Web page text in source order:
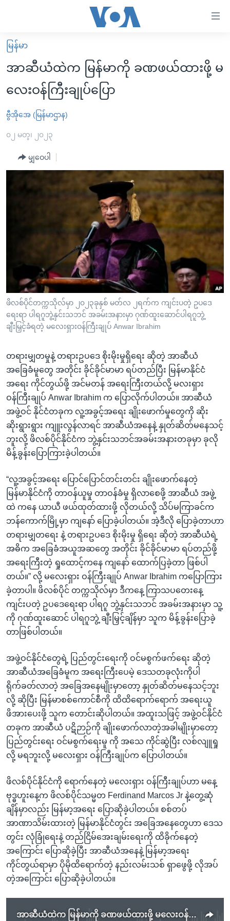
လွယ်ကူ
စေ
များ
ပင်မ
ကြည့်
ရန်
ရှာဖွေ
နေရာ
သို့
ကျော်
ရန်
မူလစာမျက်နှာ
မြန်မာ
ကမ္ဘာ့သတင်းများ
နိုင်ငံတကာ
အစ္စရေး-ပါလက်စတိုင်း
ဗွီဒီယို
အင်္ဂလိပ်စာလေ့လာမယ်
သုတပဒေသာ အင်္ဂလိပ်စာ
ရေဒီယိုနှင့်ရုပ်သံ အချက်အလက်များ
ဗွီအိုအေ လူမှုကွန်ယက်များ
ဘာသာစကားများ
မြန်မာ
အာဆီယံထဲက မြန်မာကို ခဏဖယ်ထားဖို့ မ
လေးဝန်ကြီးချုပ်ပြော
ဗွီအိုအေ (မြန်မာဌာန)
၀၂ မတ္၊ ၂၀၂၃
မျှဝေပါ
ဖိလစ်ပိုင်တက္ကသိုလ်မှာ ၂၀၂၃ခုနှစ် မတ်လ ၂ရက်က ကျင်းပတဲ့ ဥပဒေ
ရေးရာ ပါရဂူဘွဲ့နှင်းသဘင် အခမ်းအနားမှာ ဂုဏ်ထူးဆောင်ပါရဂူဘွဲ့
ချီးမြှင့်ခံရတဲ့ မလေးရှားဝန်ကြီးချုပ် Anwar Ibrahim
တရားမျှတမှုနဲ့ တရားဥပဒေ စိုးမိုးမှုရှိရေး ဆိုတဲ့ အာဆီယံ
အခြေခံမူတွေ အတိုင်း ခိုင်ခိုင်မာမာ ရပ်တည်ပြီး မြန်မာနိုင်ငံ
အရေး ကိုင်တွယ်ဖို့ အင်မတန် အရေးကြီးတယ်လို့ မလးရှား
ဝန်ကြီးချုပ် Anwar Ibrahim က ပြောလိုက်ပါတယ်။ အာဆီယံ
အဖွဲ့ဝင် နိုင်ငံတခုက လူ့အခွင့်အရေး ချိုးဖောက်မှုတွေကို ဆိုး
ဆိုးရွားရွား ကျူးလွန်လာရင် အာဆီယံအနေနဲ့ နှုတ်ဆိတ်မနေသင့်
ဘူးလို့ ဖိလစ်ပိုင်နိုင်ငံက ဘွဲ့နှင်းသဘင်အခမ်းအနားတခုမှာ ခုလို
မိန့်ခွန်းပြောကြားခဲ့ပါတယ်။
“လူ့အခွင့်အရေး ပြောင်ပြောင်တင်းတင်း ချိုးဖောက်နေတဲ့
မြန်မာနိုင်ငံကို တာဝန်ယူမှု တာဝန်ခံမှု ရှိလာစေဖို့ အာဆီယံ အဖွဲ့
ထဲ ကနေ ယာယီ ဖယ်ထုတ်ထားဖို့ လိုတယ်လို့ သိပ်မကြာခင်က
ဘန်ကောက်မြို့မှာ ကျနော် ပြောခဲ့ပါတယ်။ အဲ့ဒီလို ပြောခဲ့တာဟာ
တရားမျှတရေး နဲ့ တရားဥပဒေ စိုးမိုးမှု ရှိရေး ဆိုတဲ့ အာဆီယံရဲ့
အဓိက အခြေခံအယူအဆတွေ အတိုင်း ခိုင်ခိုင်မာမာ ရပ်တည်ဖို့
အရေးကြီးတဲ့ ရှုထောင့်ကနေ ကျနော် ထောက်ပြခဲ့တာ ဖြစ်ပါ
တယ်။” လို့ မလေးရှား ဝန်ကြီးချုပ် Anwar Ibrahim ကပြောကြား
ခဲ့တာပါ။ ဖိလစ်ပိုင် တက္ကသိုလ်မှာ ဒီကနေ့ ကြာသပတေးနေ့
ကျင်းပတဲ့ ဥပဒေရေးရာ ပါရဂူ ဘွဲ့နှင်းသဘင် အခမ်းအနားမှာ သူ့
ကို ဂုဏ်ထူးဆောင် ပါရဂူဘွဲ့ ချီးမြှင့်ချိန်မှာ သူက မိန့်ခွန်းပြောခဲ့
တာဖြစ်ပါတယ်။
အဖွဲ့ဝင်နိုင်ငံတွေရဲ့ ပြည်တွင်းရေးကို ဝင်မစွက်ဖက်ရေး ဆိုတဲ့
အာဆီယံအခြေခံမူက အရေးကြီးပေမဲ့ ဒေသတခုလုံးကိုပါ
ရိုက်ခတ်လာတဲ့ အခြေအနေမျိုးမှာတော့ နှုတ်ဆိတ်မနေသင့်ဘူး
လို့ ဆိုပြီး မြန်မာစစ်ကောင်စီကို ထိထိရောက်ရောက် အရေးယူ
ဖိအားပေးဖို့ သူက တောင်းဆိုပါတယ်။ အထူးသဖြင့် အဖွဲ့ဝင်နိုင်ငံ
တခုက အာဆီယံ ပဋိဉာဉ်ကို ချိုးဖောက်လာတဲ့အခါမျိုးမှာတော့
ပြည်တွင်းရေး ဝင်မစွက်ရေးမူ ကို အသေ ကိုင်ဆွဲပြီး လစ်လျူရှု
လို့ မရဘူးလို့ မလေးရှား ဝန်ကြီးချုပ်က ပြောပါတယ်။
ဖိလစ်ပိုင်နိုင်ငံကို ရောက်နေတဲ့ မလေးရှား ဝန်ကြီးချုပ်ဟာ မနေ့
ဗုဒ္ဓဟူးနေ့က ဖိလစ်ပိုင်သမ္မတ Ferdinand Marcos Jr နဲ့တွေ့ဆုံ
ချိန်မှာလည်း မြန်မာ့အရေး ပြောဆိုခဲ့ပါတယ်။ စစ်တပ်
အာဏာသိမ်းထားတဲ့ မြန်မာနိုင်ငံတွင်း အခြေအနေတွေဟာ ဒေသ
တွင်း လုံခြုံရေးနဲ့ တည်ငြိမ်အေးချမ်းရေးကို ထိခိုက်နေတဲ့
အကြောင်း ပြောဆိုခဲ့ပြီး အာဆီယံအနေနဲ့ မြန်မာ့အရေး
ကိုင်တွယ်ရာမှာ ပိုမိုထိရောက်တဲ့ နည်းလမ်းသစ် ရှာဖွေဖို့ လိုအပ်
တဲ့အကြောင်း ပြောဆိုခဲ့ပါတယ်။
အာဆီယံထဲက မြန်မာကို ခဏဖယ်ထားဖို့ မလေးဝန်ကြီးချုပ်ပြော